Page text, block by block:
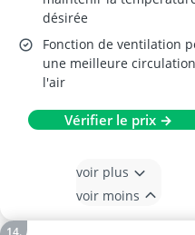
désirée
Fonction de ventilation
une meilleure
l'air
Vérifier le prix →
voir plus
voir moins